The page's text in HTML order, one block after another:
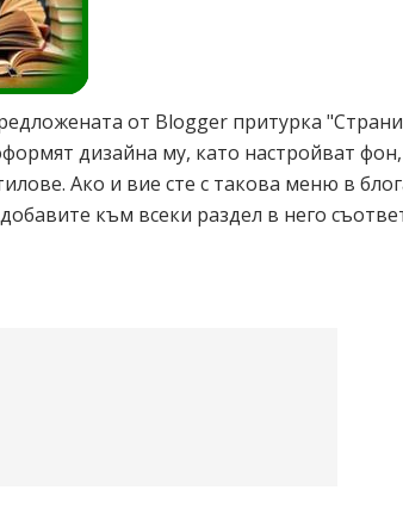
от Blogger притурка
дизайна му, като настройват фон,
Ако и вие сте с такова меню в
към всеки раздел в него